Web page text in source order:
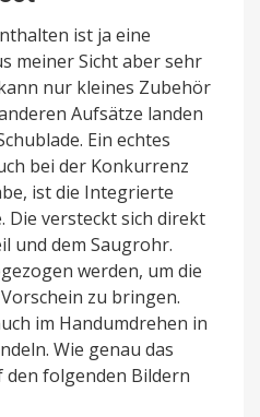
ist ja eine
meiner Sicht aber sehr
nur kleines Zubehör
Aufsätze landen
Ein echtes
bei der Konkurrenz
ist die Integrierte
Die versteckt sich direkt
und dem Saugrohr.
werden, um die
zu bringen.
im Handumdrehen in
Wie genau das
folgenden Bildern